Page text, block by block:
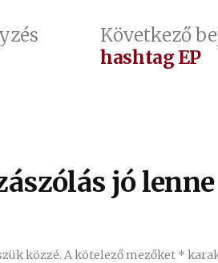
bejegyzés:
Következő
hashtag EP
jó lenne
közzé. A kötelező mezőket *